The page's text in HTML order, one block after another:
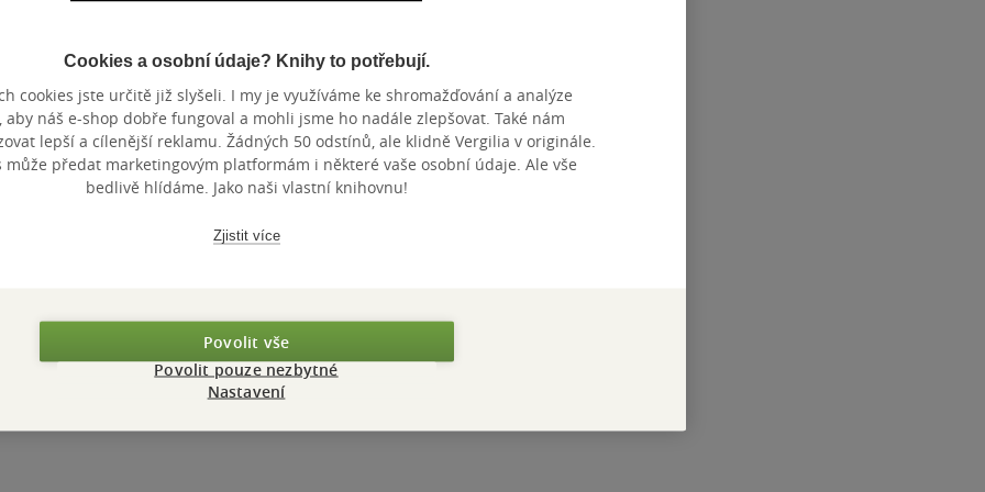
Cookies a osobní údaje? Knihy to potřebují.
cookies jste určitě již slyšeli. I my je využíváme ke shromažďování a analýze
aby náš e-shop dobře fungoval a mohli jsme ho nadále zlepšovat. Také nám
lepší a cílenější reklamu. Žádných 50 odstínů, ale klidně Vergilia v originále.
může předat marketingovým platformám i některé vaše osobní údaje. Ale vše
bedlivě hlídáme. Jako naši vlastní knihovnu!
Zjistit více
Povolit vše
Povolit pouze nezbytné
Nastavení